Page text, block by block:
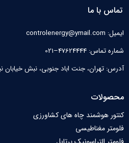
تماس با ما
ایمیل: controlenergy@ymail.com
شماره تماس: 47624444–021
آدرس: تهران، جنت اباد جنوبی، نبش خیابان
محصولات
کنتور هوشمند چاه های کشاورزی
فلومتر مغناطیسی